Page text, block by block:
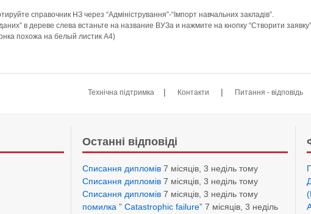
справочник НЗ через “Адміністрування”-“Імпорт навчальних закладів”.
даних” в дереве слева встаньте на название ВУЗа и нажмите на кнопку “Створити
похожа на белый листик А4)
Технічна підтримка | Контакти | Питання - відповідь
Останні відповіді
Списання дипломів 7 місяців, 3 неділь тому
Списання дипломів 7 місяців, 3 неділь тому
Списання дипломів 7 місяців, 3 неділь тому
помилка ” Catastrophic failure” 7 місяців, 3 неділь